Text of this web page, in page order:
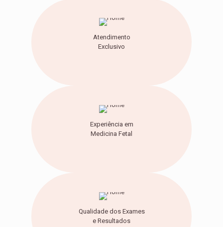
Atendimento
Exclusivo
Experiência em
Medicina Fetal
Qualidade dos Exames
e Resultados